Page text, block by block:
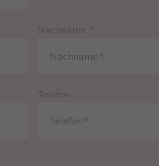
Nachname *
Telefon